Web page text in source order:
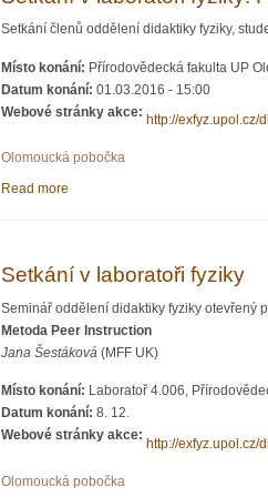
Setkání členů oddělení didaktiky fyziky,
Místo konání: Přírodovědecká fakulta UP
Datum konání: 01.03.2016 - 15:00
Webové stránky akce:
http://exfyz.upol.cz/
Olomoucká pobočka
Read more
Setkání v laboratoři fyziky
Seminář oddělení didaktiky fyziky otevřený
Metoda Peer Instruction
Jana Šestáková (MFF UK)
Místo konání: Laboratoř 4.006,
Datum konání: 8. 12.
Webové stránky akce:
http://exfyz.upol.cz/
Olomoucká pobočka